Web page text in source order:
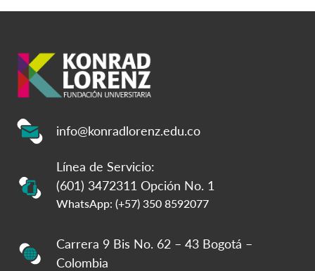
info@konradlorenz.edu.co
Línea de Servicio:
(601) 3472311 Opción No. 1
WhatsApp: (+57) 350 8592077
Carrera 9 Bis No. 62 – 43 Bogotá –
Colombia